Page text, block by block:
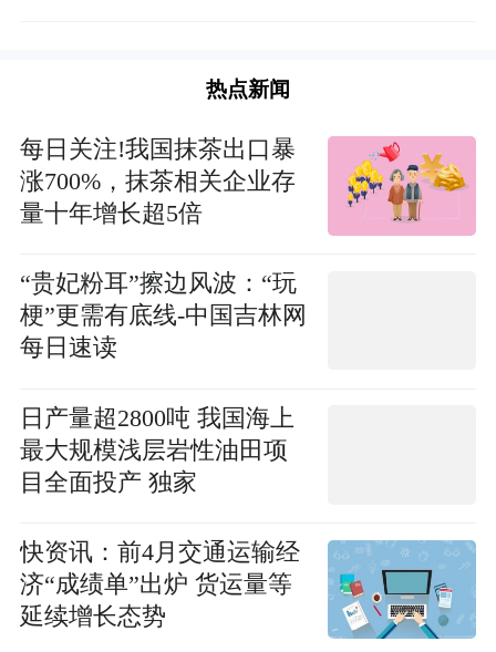
热点新闻
每日关注!我国抹茶出口暴
涨700%，抹茶相关企业存
量十年增长超5倍
“贵妃粉耳”擦边风波：“玩
梗”更需有底线-中国吉林网
每日速读
日产量超2800吨 我国海上
最大规模浅层岩性油田项
目全面投产 独家
快资讯：前4月交通运输经
济“成绩单”出炉 货运量等
延续增长态势